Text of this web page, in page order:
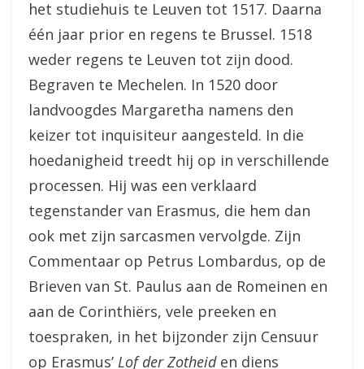
het studiehuis te Leuven tot 1517. Daarna
één jaar prior en regens te Brussel. 1518
weder regens te Leuven tot zijn dood.
Begraven te Mechelen. In 1520 door
landvoogdes Margaretha namens den
keizer tot inquisiteur aangesteld. In die
hoedanigheid treedt hij op in verschillende
processen. Hij was een verklaard
tegenstander van Erasmus, die hem dan
ook met zijn sarcasmen vervolgde. Zijn
Commentaar op Petrus Lombardus, op de
Brieven van St. Paulus aan de Romeinen en
aan de Corinthiërs, vele preeken en
toespraken, in het bijzonder zijn Censuur
op Erasmus’ Lof der Zotheiden diens